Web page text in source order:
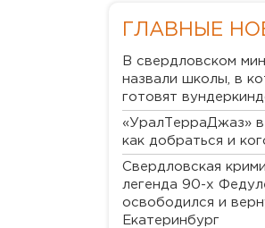
ГЛАВНЫЕ
В свердловском
назвали школы, в
готовят
«УралТерраДжаз»
как добраться и
Свердловская
легенда 90-х
освободился и
Екатеринбург